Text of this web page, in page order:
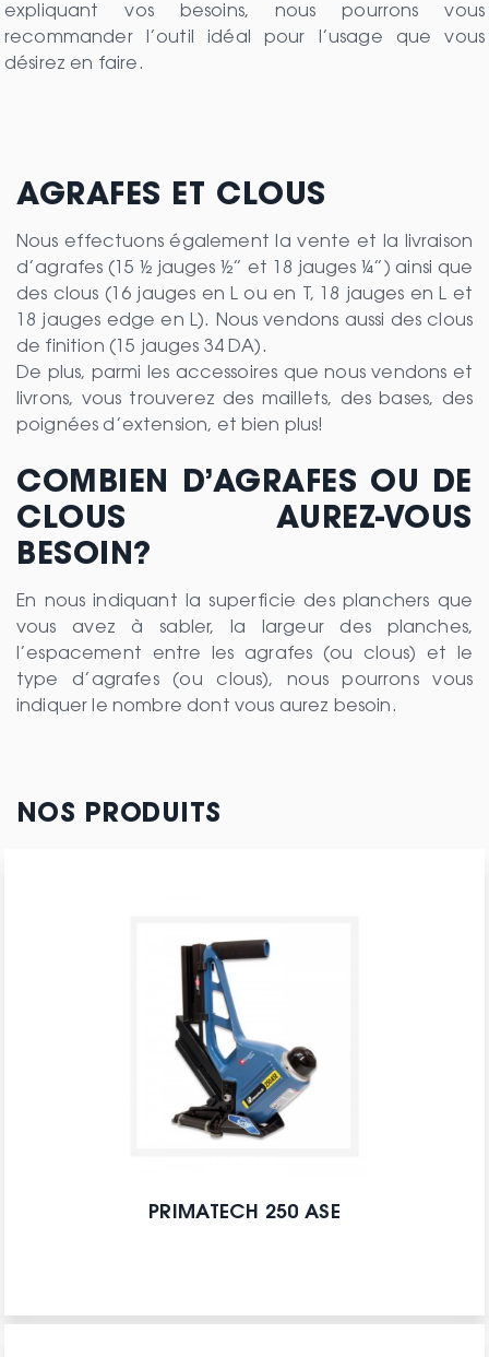
expliquant vos besoins, nous pourrons vous
recommander l’outil idéal pour l’usage que vous
désirez en faire.
AGRAFES ET CLOUS
Nous effectuons également la vente et la livraison
d’agrafes (15 ½ jauges ½’’ et 18 jauges ¼’’) ainsi que
des clous (16 jauges en L ou en T, 18 jauges en L et
18 jauges edge en L). Nous vendons aussi des clous
de finition (15 jauges 34 DA).
De plus, parmi les accessoires que nous vendons et
livrons, vous trouverez des maillets, des bases, des
poignées d’extension, et bien plus!
COMBIEN D’AGRAFES OU DE
CLOUS AUREZ-VOUS
BESOIN?
En nous indiquant la superficie des planchers que
vous avez à sabler, la largeur des planches,
l’espacement entre les agrafes (ou clous) et le
type d’agrafes (ou clous), nous pourrons vous
indiquer le nombre dont vous aurez besoin.
NOS PRODUITS
PRIMATECH 250 ASE